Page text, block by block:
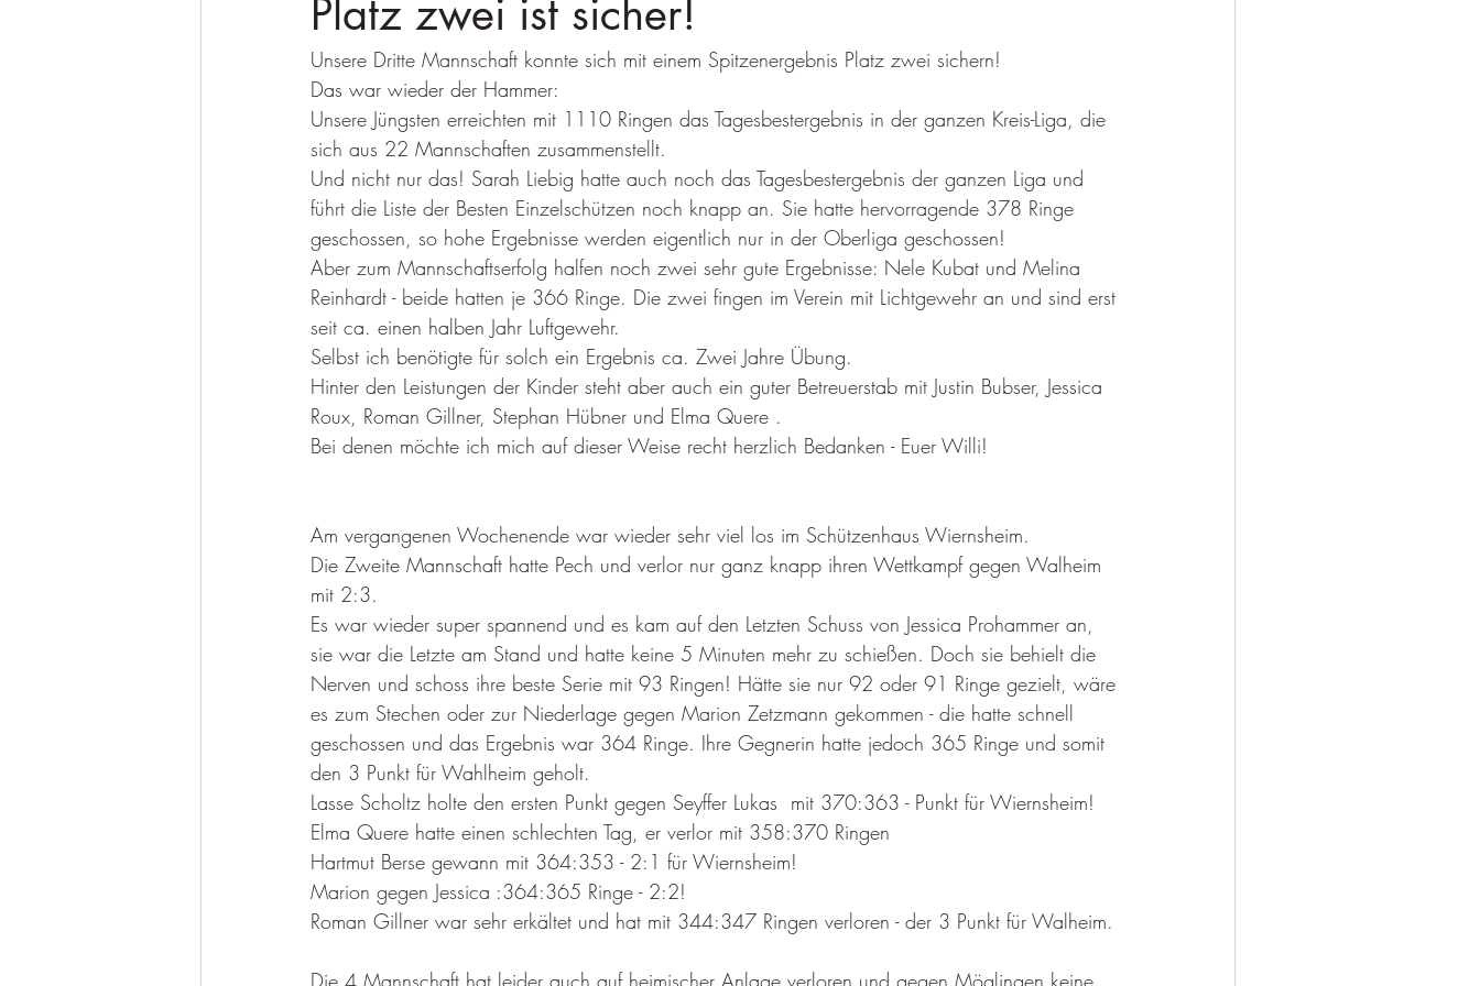
Wettkampf KK Wettkampf Lichtgewehr UHR
Platz zwei ist sicher!
Unsere Dritte Mannschaft konnte sich mit einem Spitzenergebnis Platz zwei sichern!
Das war wieder der Hammer:
Unsere Jüngsten erreichten mit 1110 Ringen das Tagesbestergebnis in der ganzen Kreis-Liga, die
sich aus 22 Mannschaften zusammenstellt.
Und nicht nur das! Sarah Liebig hatte auch noch das Tagesbestergebnis der ganzen Liga und
führt die Liste der Besten Einzelschützen noch knapp an. Sie hatte hervorragende 378 Ringe
geschossen, so hohe Ergebnisse werden eigentlich nur in der Oberliga geschossen!
Aber zum Mannschaftserfolg halfen noch zwei sehr gute Ergebnisse: Nele Kubat und Melina
Reinhardt - beide hatten je 366 Ringe. Die zwei fingen im Verein mit Lichtgewehr an und sind erst
seit ca. einen halben Jahr Luftgewehr.
Selbst ich benötigte für solch ein Ergebnis ca. Zwei Jahre Übung.
Hinter den Leistungen der Kinder steht aber auch ein guter Betreuerstab mit Justin Bubser, Jessica
Roux, Roman Gillner, Stephan Hübner und Elma Quere .
Bei denen möchte ich mich auf dieser Weise recht herzlich Bedanken - Euer Willi!
Am vergangenen Wochenende war wieder sehr viel los im Schützenhaus Wiernsheim.
Die Zweite Mannschaft hatte Pech und verlor nur ganz knapp ihren Wettkampf gegen Walheim
mit 2:3.
Es war wieder super spannend und es kam auf den Letzten Schuss von Jessica Prohammer an,
sie war die Letzte am Stand und hatte keine 5 Minuten mehr zu schießen. Doch sie behielt die
Nerven und schoss ihre beste Serie mit 93 Ringen! Hätte sie nur 92 oder 91 Ringe gezielt, wäre
es zum Stechen oder zur Niederlage gegen Marion Zetzmann gekommen - die hatte schnell
geschossen und das Ergebnis war 364 Ringe. Ihre Gegnerin hatte jedoch 365 Ringe und somit
den 3 Punkt für Wahlheim geholt.
Lasse Scholtz holte den ersten Punkt gegen Seyffer Lukas  mit 370:363 - Punkt für Wiernsheim!
Elma Quere hatte einen schlechten Tag, er verlor mit 358:370 Ringen
Hartmut Berse gewann mit 364:353 - 2:1 für Wiernsheim!
Marion gegen Jessica :364:365 Ringe - 2:2!
Roman Gillner war sehr erkältet und hat mit 344:347 Ringen verloren - der 3 Punkt für Walheim.
Die 4 Mannschaft hat leider auch auf heimischer Anlage verloren und gegen Möglingen keine